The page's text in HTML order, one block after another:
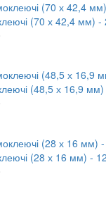
(70 х 42,4 мм) -
(48,5 х 16,9
(28 х 16 мм) -